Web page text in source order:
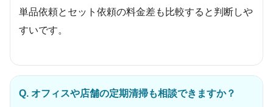
単品依頼とセット依頼の料金差も比較すると判断しや
すいです。
Q. オフィスや店舗の定期清掃も相談できますか？